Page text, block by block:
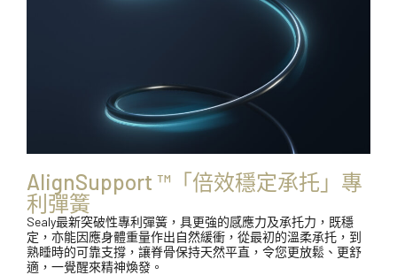
AlignSupport ™「倍效穩定承托」專
利彈簧
Sealy最新突破性專利彈簧，具更強的感應力及承托力，既穩
定，亦能因應身體重量作出自然緩衝，從最初的溫柔承托，到
熟睡時的可靠支撐，讓脊骨保持天然平直，令您更放鬆、更舒
適，一覺醒來精神煥發。